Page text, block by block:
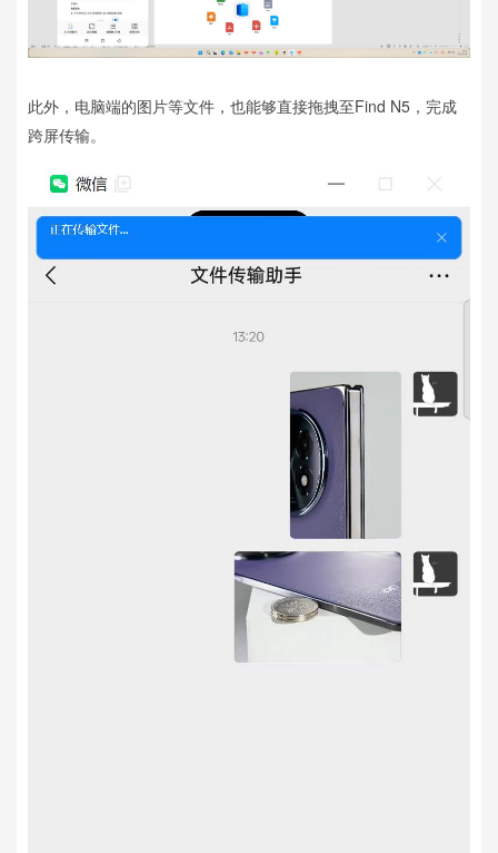
此外，电脑端的图片等文件，也能够直接拖拽至Find N5，完成
跨屏传输。